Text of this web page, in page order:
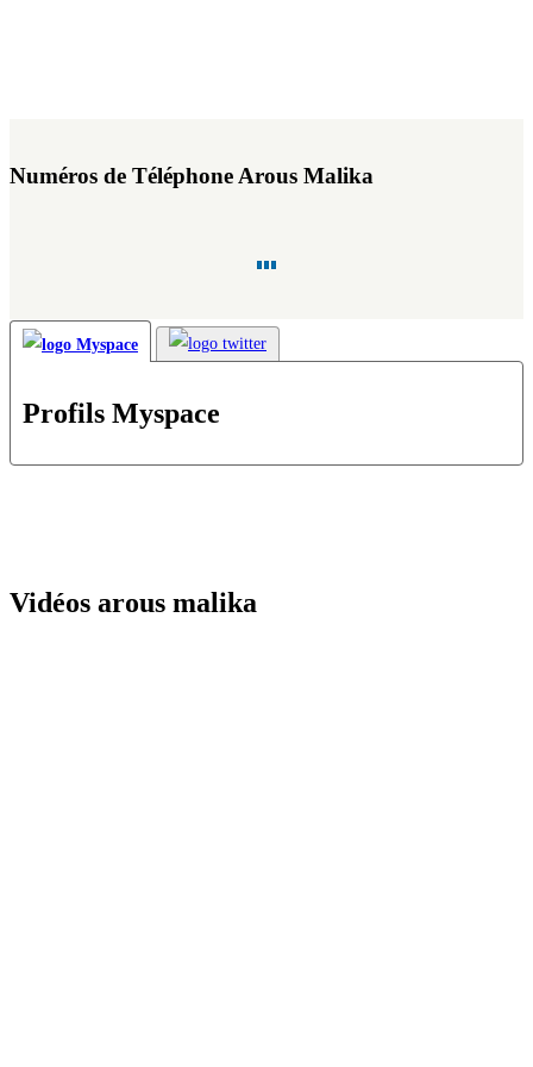
Numéros de Téléphone Arous Malika
Profils Myspace
Vidéos arous malika